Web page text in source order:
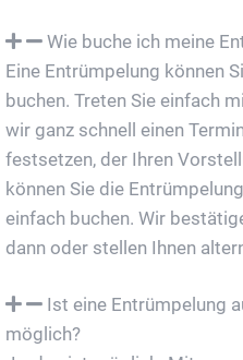
Wie buche ich meine
Eine Entrümpelung können
buchen. Treten Sie einfach
wir ganz schnell einen
festsetzen, der Ihren
können Sie die
einfach buchen. Wir
dann oder stellen Ihnen
Ist eine Entrümpelung
möglich?